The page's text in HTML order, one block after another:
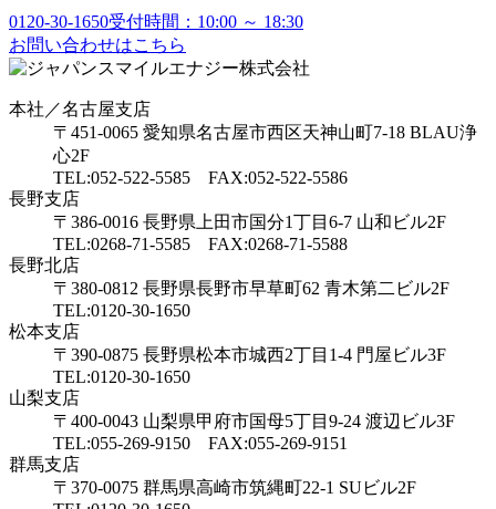
0120-30-1650受付時間：10:00 ～ 18:30
お問い合わせはこちら
本社／名古屋支店
〒451-0065 愛知県名古屋市西区天神山町7-18 BLAU浄
心2F
TEL:052-522-5585 FAX:052-522-5586
長野支店
〒386-0016 長野県上田市国分1丁目6-7 山和ビル2F
TEL:0268-71-5585 FAX:0268-71-5588
長野北店
〒380-0812 長野県長野市早草町62 青木第二ビル2F
TEL:0120-30-1650
松本支店
〒390-0875 長野県松本市城西2丁目1-4 門屋ビル3F
TEL:0120-30-1650
山梨支店
〒400-0043 山梨県甲府市国母5丁目9-24 渡辺ビル3F
TEL:055-269-9150 FAX:055-269-9151
群馬支店
〒370-0075 群馬県高崎市筑縄町22-1 SUビル2F